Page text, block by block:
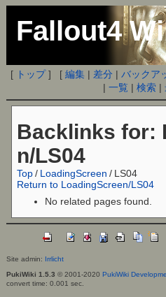
Fallout4
[ トップ] [編集 | 差分 |バックア
|一覧 |検索 |
Backlinks for:
n/LS04
Top / LoadingScreen / LS04
Return to LoadingScreen/LS04
No related pages found.
Site admin: Irrlicht
PukiWiki 1.5.3 © 2001-2020 PukiWiki
convert time: 0.001 sec.